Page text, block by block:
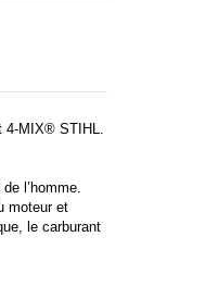
4-MIX® STIHL.
l’homme.
moteur et
le carburant